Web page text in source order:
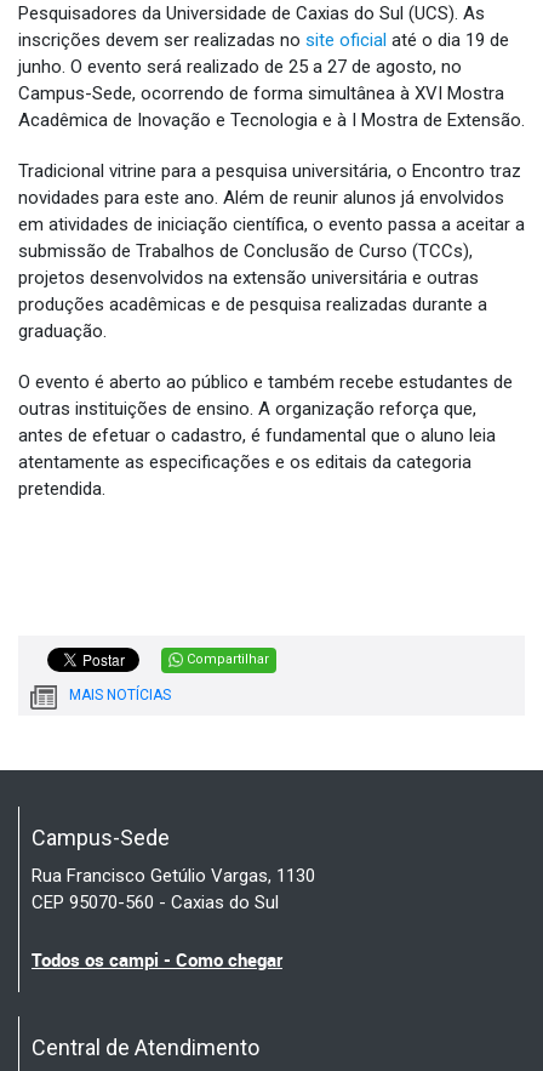
Pesquisadores da Universidade de Caxias do Sul (UCS). As
inscrições devem ser realizadas no site oficial até o dia 19 de
junho. O evento será realizado de 25 a 27 de agosto, no
Campus-Sede, ocorrendo de forma simultânea à XVI Mostra
Acadêmica de Inovação e Tecnologia e à I Mostra de Extensão.
Tradicional vitrine para a pesquisa universitária, o Encontro traz
novidades para este ano. Além de reunir alunos já envolvidos
em atividades de iniciação científica, o evento passa a aceitar a
submissão de Trabalhos de Conclusão de Curso (TCCs),
projetos desenvolvidos na extensão universitária e outras
produções acadêmicas e de pesquisa realizadas durante a
graduação.
O evento é aberto ao público e também recebe estudantes de
outras instituições de ensino. A organização reforça que,
antes de efetuar o cadastro, é fundamental que o aluno leia
atentamente as especificações e os editais da categoria
pretendida.
Compartilhar
MAIS NOTÍCIAS
Campus-Sede
Rua Francisco Getúlio Vargas, 1130
CEP 95070-560 - Caxias do Sul
Todos os campi - Como chegar
Central de Atendimento